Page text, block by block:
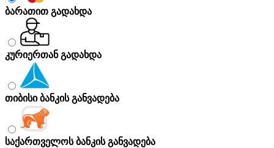
ბარათით გადახდა
კურიერთან გადახდა
თიბისი ბანკის განვადება
საქართველოს ბანკის განვადება